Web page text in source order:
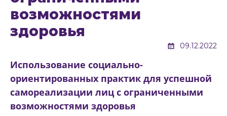
возможностями
здоровья
09.12.2022
Использование социально-
ориентированных практик для успешной
самореализации лиц с ограниченными
возможностями здоровья